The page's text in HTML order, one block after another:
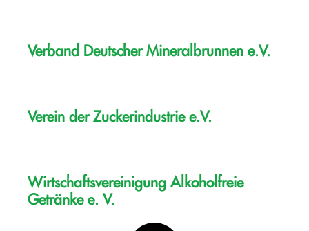
Verband Deutscher Mineralbrunnen e.V.
Verein der Zuckerindustrie e.V.
Wirtschaftsvereinigung Alkoholfreie
Getränke e. V.